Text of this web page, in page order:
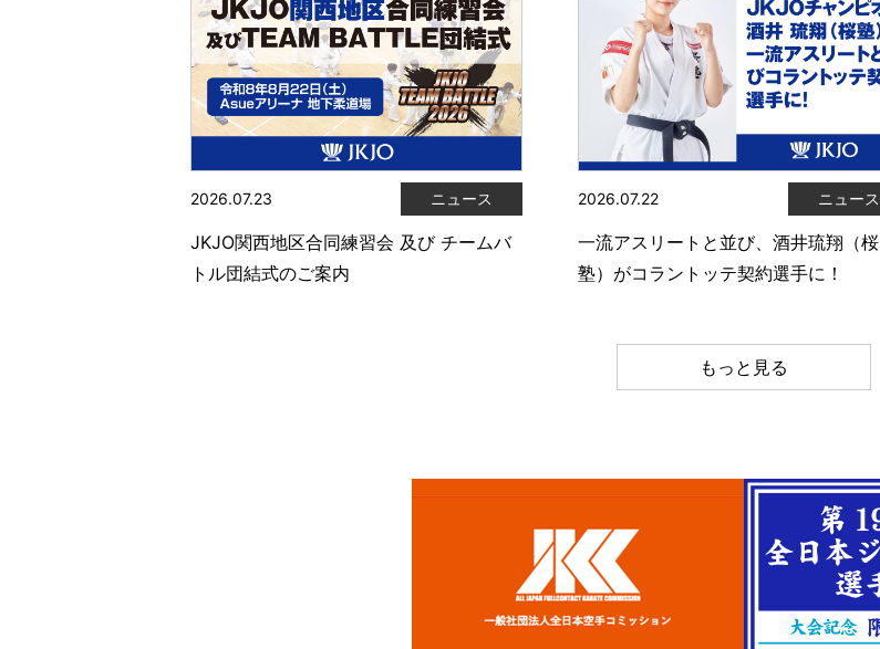
ニュース
2026.07.23
JKJO関西地区合同練習会 及び チームバ
トル団結式のご案内
ニュース
2026.07.22
一流アスリートと並び、酒井琉翔（桜
塾）がコラントッテ契約選手に！
もっと見る